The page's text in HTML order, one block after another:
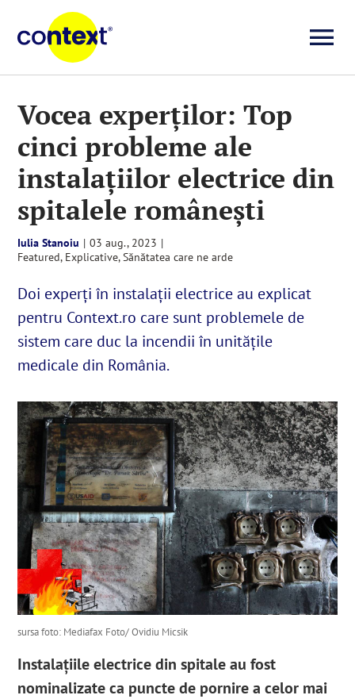
content
Știri
Explicative
Seriale
Video
Despre noi
English
SUSȚINE
Cautare...
Vocea experților: Top
cinci probleme ale
instalațiilor electrice din
spitalele românești
Iulia Stanoiu | 03 aug., 2023 |
Featured, Explicative,Sănătatea care ne arde
Doi experți în instalații electrice au explicat
pentru Context.ro care sunt problemele de
sistem care duc la incendii în unitățile
medicale din România.
sursa foto: Mediafax Foto/ Ovidiu Micsik
Instalațiile electrice din spitale au fost
nominalizate ca puncte de pornire a celor mai